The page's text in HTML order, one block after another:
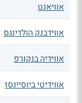
אוויאנט
אווידבנק הולדינגס
אווידיה בנקורפ
אווידיטי ביוסיינסז